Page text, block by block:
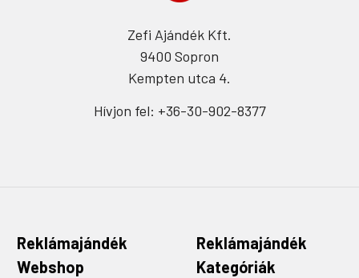
Zefi Ajándék Kft.
9400 Sopron
Kempten utca 4.
Hívjon fel: +36-30-902-8377
Reklámajándék
Webshop
Reklámajándék
Kategóriák